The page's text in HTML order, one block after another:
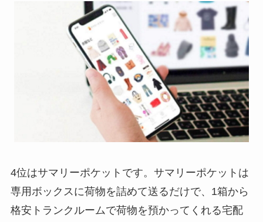
4位はサマリーポケットです。サマリーポケットは
専用ボックスに荷物を詰めて送るだけで、1箱から
格安トランクルームで荷物を預かってくれる宅配